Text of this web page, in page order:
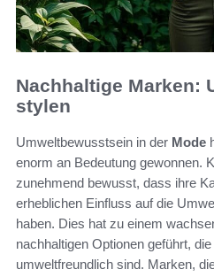
Nachhaltige Marken:
stylen
Umweltbewusstsein in der Mode
enorm an Bedeutung gewonnen.
zunehmend bewusst, dass ihre
erheblichen Einfluss auf die
haben. Dies hat zu einem
nachhaltigen Optionen geführt,
umweltfreundlich sind. Marken,